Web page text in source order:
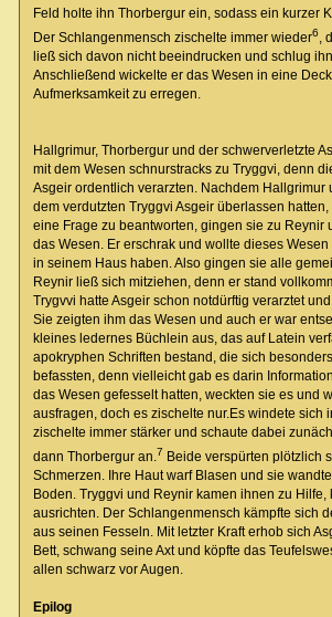
Feld holte ihn Thorbergur ein, sodass ein kurzer
Der Schlangenmensch zischelte immer wieder6,
ließ sich davon nicht beeindrucken und schlug
Anschließend wickelte er das Wesen in eine
Aufmerksamkeit zu erregen.
Hallgrimur, Thorbergur und der schwerverletzte
mit dem Wesen schnurstracks zu Tryggvi, denn
Asgeir ordentlich verarzten. Nachdem Hallgrimur
dem verdutzten Tryggvi Asgeir überlassen
eine Frage zu beantworten, gingen sie zu Reynir
das Wesen. Er erschrak und wollte dieses
in seinem Haus haben. Also gingen sie alle
Reynir ließ sich mitziehen, denn er stand
Trygvvi hatte Asgeir schon notdürftig verarztet
Sie zeigten ihm das Wesen und auch er war
kleines ledernes Büchlein aus, das auf Latein
apokryphen Schriften bestand, die sich
befassten, denn vielleicht gab es darin
das Wesen gefesselt hatten, weckten sie es und
ausfragen, doch es zischelte nur.Es windete sich
zischelte immer stärker und schaute dabei
dann Thorbergur an.7 Beide verspürten plötzlich
Schmerzen. Ihre Haut warf Blasen und sie
Boden. Tryggvi und Reynir kamen ihnen zu Hilfe,
ausrichten. Der Schlangenmensch kämpfte sich
aus seinen Fesseln. Mit letzter Kraft erhob sich
Bett, schwang seine Axt und köpfte das
allen schwarz vor Augen.
Epilog